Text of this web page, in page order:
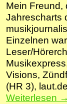
Mein Freund,
Jahrescharts
Einzelnen
Leser/
Visions,
(HR 3),
Weiterlesen →